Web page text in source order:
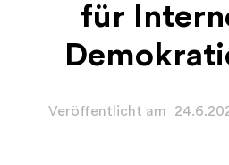
für
Veröffentlicht am